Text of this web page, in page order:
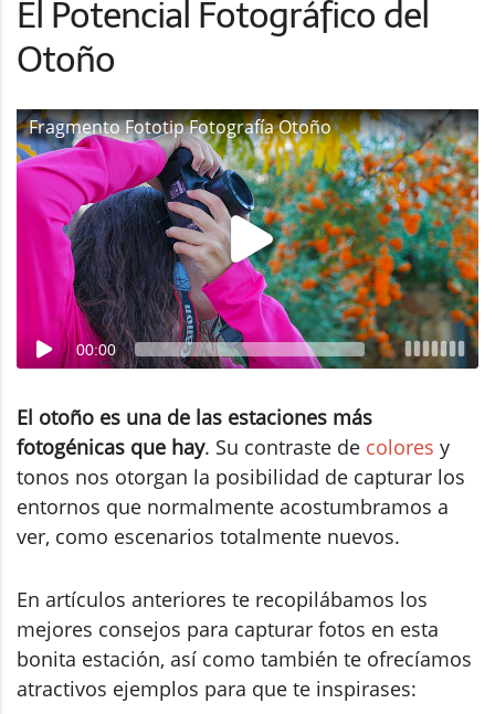
El Potencial Fotográfico del
Otoño
Fragmento Fototip Fotografía Otoño
00:00
El otoño es una de las estaciones más
fotogénicas que hay. Su contraste de colores y
tonos nos otorgan la posibilidad de capturar los
entornos que normalmente acostumbramos a
ver, como escenarios totalmente nuevos.
En artículos anteriores te recopilábamos los
mejores consejos para capturar fotos en esta
bonita estación, así como también te ofrecíamos
atractivos ejemplos para que te inspirases: